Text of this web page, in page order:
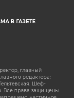
В ГАЗЕТЕ
главный
редактора:
Шеф-
Все права защищены.